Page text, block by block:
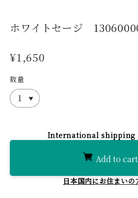
ホワイトセージ
¥1,650
数量
International shipping
Add to cart
日本国内にお住まいの